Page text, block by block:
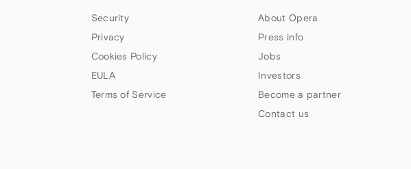
Security
Privacy
Cookies Policy
EULA
Terms of Service
About Opera
Press info
Jobs
Investors
Become a partner
Contact us